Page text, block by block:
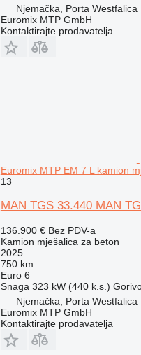
Njemačka, Porta Westfalica
Euromix MTP GmbH
Kontaktirajte prodavatelja
Euromix MTP EM 7 L kamion
13
MAN TGS 33.440 MAN
136.900 € Bez PDV-a
Kamion mješalica za beton
2025
750 km
Euro 6
Snaga 323 kW (440 k.s.)
Njemačka, Porta Westfalica
Euromix MTP GmbH
Kontaktirajte prodavatelja